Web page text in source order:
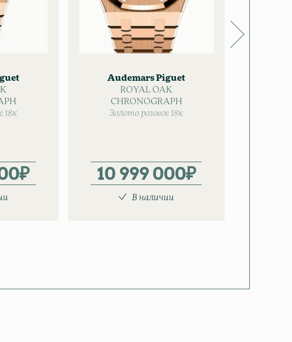
18к
₽
Audemars Piguet
ROYAL OAK
CHRONOGRAPH
Золото розовое 18к
10 999 000₽
В наличии